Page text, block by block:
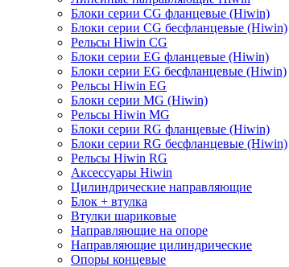
Блоки серии CG фланцевые (Hiwin)
Блоки серии CG бесфланцевые (Hiwin)
Рельсы Hiwin CG
Блоки серии EG фланцевые (Hiwin)
Блоки серии EG бесфланцевые (Hiwin)
Рельсы Hiwin EG
Блоки серии MG (Hiwin)
Рельсы Hiwin MG
Блоки серии RG фланцевые (Hiwin)
Блоки серии RG бесфланцевые (Hiwin)
Рельсы Hiwin RG
Аксессуары Hiwin
Цилиндрические направляющие
Блок + втулка
Втулки шариковые
Направляющие на опоре
Направляющие цилиндрические
Опоры концевые